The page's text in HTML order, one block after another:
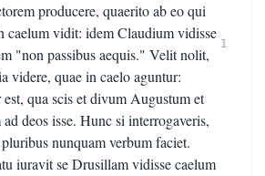
producere, quaerito ab eo qui
caelum vidit: idem Claudium vidisse
"non passibus aequis." Velit nolit,
videre, quae in caelo aguntur:
qua scis et divum Augustum et
deos isse. Hunc si interrogaveris,
nunquam verbum faciet.
iuravit se Drusillam vidisse caelum
1